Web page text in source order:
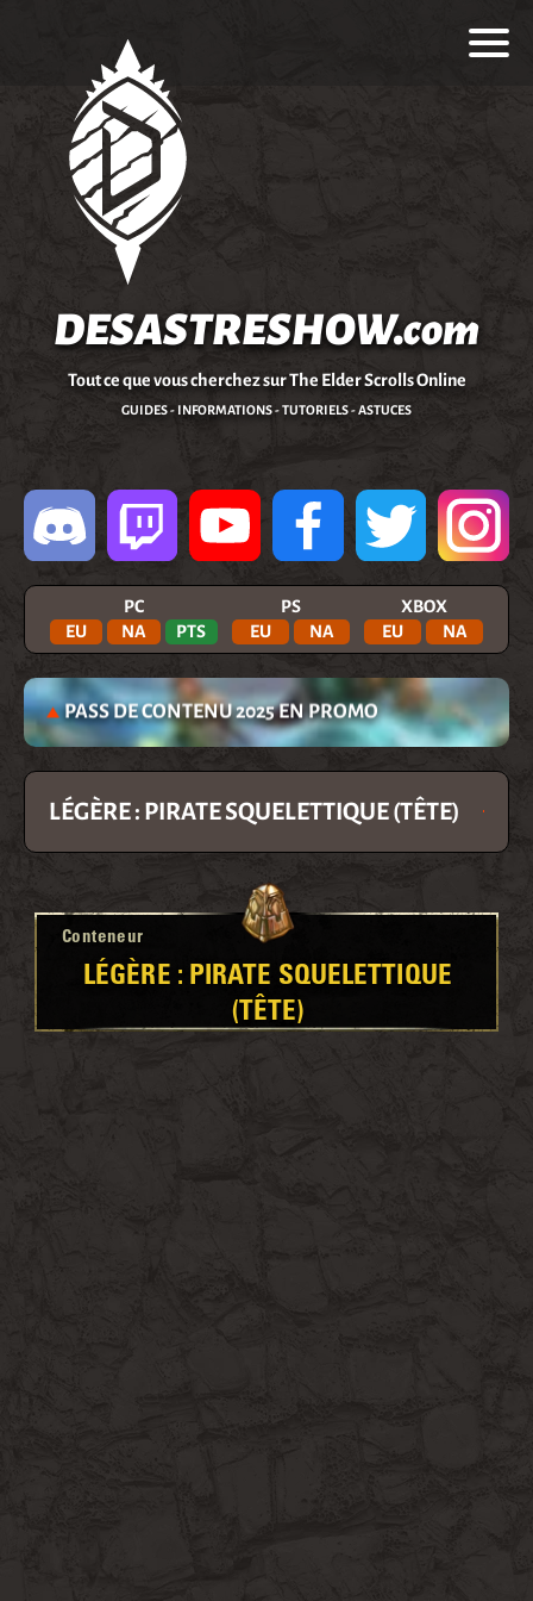
DESASTRESHOW.com
Tout ce que vous cherchez sur The Elder Scrolls Online
GUIDES - INFORMATIONS - TUTORIELS - ASTUCES
PC
EU
NA PTS
PS
EU
NA
XBOX
EU
NA
PASS DE CONTENU 2025 EN PROMO
LÉGÈRE : PIRATE SQUELETTIQUE (TÊTE)
Conteneur
LÉGÈRE : PIRATE SQUELETTIQUE
(TÊTE)